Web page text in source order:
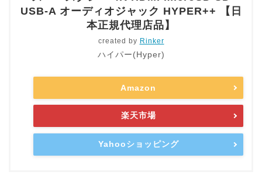
USB-A オーディオジャック HYPER++ 【日
本正規代理店品】
created by Rinker
ハイパー(Hyper)
Amazon
楽天市場
Yahooショッピング